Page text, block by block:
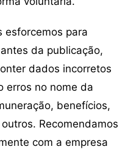
esforcemos para
da publicação,
dados incorretos
erros no nome da
benefícios,
Recomendamos
com a empresa